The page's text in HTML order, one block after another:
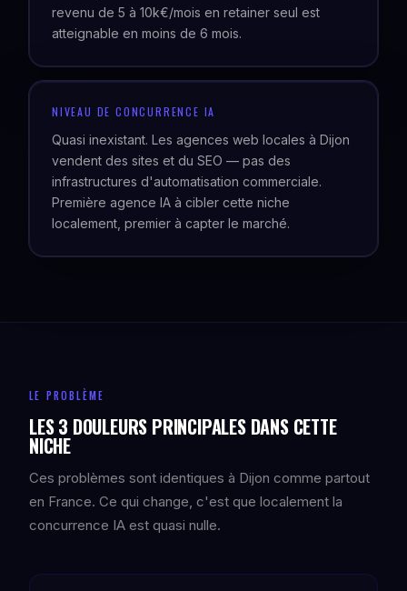
revenu de 5 à 10k€/mois en retainer seul est
atteignable en moins de 6 mois.
NIVEAU DE CONCURRENCE IA
Quasi inexistant. Les agences web locales à Dijon
vendent des sites et du SEO — pas des
infrastructures d'automatisation commerciale.
Première agence IA à cibler cette niche
localement, premier à capter le marché.
LE PROBLÈME
LES 3 DOULEURS PRINCIPALES DANS CETTE
NICHE
Ces problèmes sont identiques à Dijon comme partout
en France. Ce qui change, c'est que localement la
concurrence IA est quasi nulle.